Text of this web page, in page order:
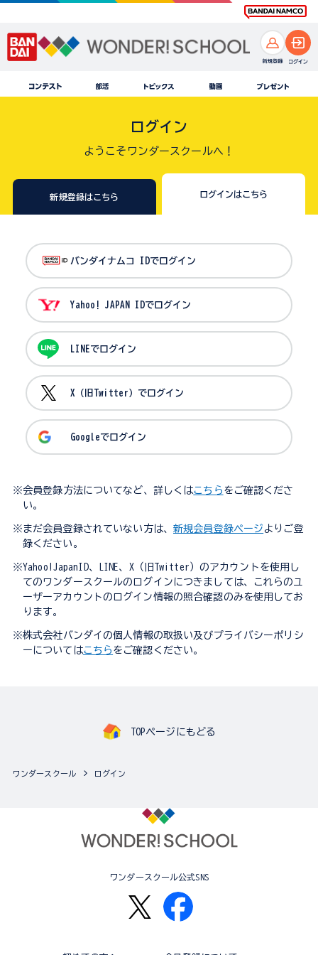
ログイン
ようこそワンダースクールへ！
新規登録はこちら ログインはこちら
バンダイナムコ IDでログイン
Yahoo! JAPAN IDでログイン
LINEでログイン
X（旧Twitter）でログイン
Googleでログイン
※会員登録方法についてなど、詳しくはこちら をご確認くださ
い。
※まだ会員登録されていない方は、 新規会員登録ページ よりご登
録ください。
※Yahoo!JapanID、LINE、X（旧Twitter）のアカウントを使用し
てのワンダースクールのログインにつきましては、これらのユ
ーザーアカウントのログイン情報の照合確認のみを使用してお
ります。
※株式会社バンダイの個人情報の取扱い及びプライバシーポリシ
ーについてはこちら をご確認ください。
TOPページにもどる
ワンダースクール ログイン
ワンダースクール公式SNS